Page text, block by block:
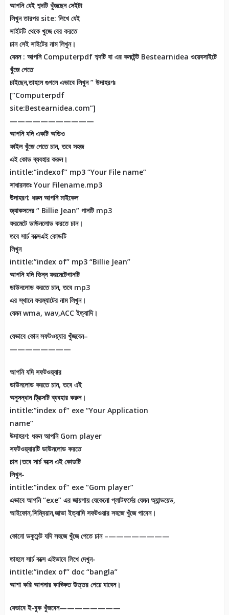
আপনি যেই শব্দটি খুঁজছেন সেইটা
লিখুন তারপর site: লিখে যেই
সাইটটি থেকে খুজে বের করতে
চান সেই সাইটের নাম লিখুন।
যেমন : আপনি Computerpdf শব্দটি বা এর কনটেন্ট Bestearnidea ওয়েবসাইটে
খুঁজে পেতে
চাইছেন,তাহলে গুগলে এভাবে লিখুন ” উদাহরণঃ
[“Computerpdf
site:Bestearnidea.com”]
———————————
আপনি যদি একটি অডিও
ফাইল খুঁজে পেতে চান, তবে সহজ
এই কোড ব্যবহার করুন।
intitle:”indexof” mp3 “Your File name”
সাধারনতঃ Your Filename.mp3
উদাহরণ: ধরুন আপনি মাইকেল
জ্যাকসনের “ Billie Jean” গানটি mp3
ফরমেটে ডাউনলোড করতে চান।
তবে সার্চ বক্সেএই কোডটি
লিখুন
intitle:”index of” mp3 “Billie Jean”
আপনি যদি ভিন্ন ফরমেটেগানটি
ডাউনলোড করতে চান, তবে mp3
এর স্থানে ফরম্যাটের নাম লিখুন।
যেমন wma, wav,ACC ইত্যাদি।
যেভাবে কোন সফটওয়্যার খুঁজবেন–
————————
আপনি যদি সফটওয়্যার
ডাউনলোড করতে চান, তবে এই
অনুসন্ধান ট্রিক্সটি ব্যবহার করুন।
intitle:”index of” exe “Your Application
name”
উদাহরণ: ধরুন আপনি Gom player
সফটওয়্যারটি ডাউনলোড করতে
চান।তবে সার্চ বক্সে এই কোডটি
লিখুন-
intitle:”index of” exe “Gom player”
এভাবে আপনি “exe” এর জায়গায় যেকেনো প্লাটফর্মের যেমন অ্যান্ডয়েড,
আইফোন,সিম্বিয়ান,জাভা ইত্যাদি সফটওয়ার সহজে খুঁজে পাবেন।
কোনো ডকুমেন্ট যদি সহজে খুঁজে পেতে চান –————————
তাহলে সার্চ বক্সে এইভাবে লিখে দেখুন-
intitle:”index of” doc “bangla”
আশা করি আপনার কাঙ্ক্ষিত উত্তর পেয়ে যাবেন।
যেভাবে ই-বুক খুঁজবেন————————